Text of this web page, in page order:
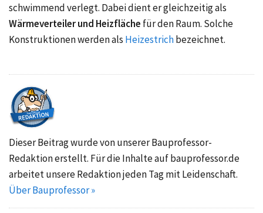
schwimmend verlegt. Dabei dient er gleichzeitig als
Wärmeverteiler und Heizfläche für den Raum. Solche
Konstruktionen werden als Heizestrichbezeichnet.
Dieser Beitrag wurde von unserer Bauprofessor-
Redaktion erstellt. Für die Inhalte auf bauprofessor.de
arbeitet unsere Redaktion jeden Tag mit Leidenschaft.
Über Bauprofessor »